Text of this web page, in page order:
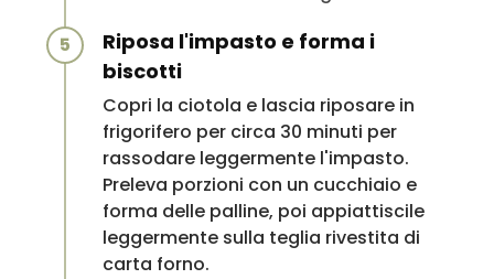
5
Riposa l'impasto e forma i
biscotti
Copri la ciotola e lascia riposare in
frigorifero per circa 30 minuti per
rassodare leggermente l'impasto.
Preleva porzioni con un cucchiaio e
forma delle palline, poi appiattiscile
leggermente sulla teglia rivestita di
carta forno.